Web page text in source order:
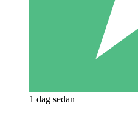
1 dag sedan